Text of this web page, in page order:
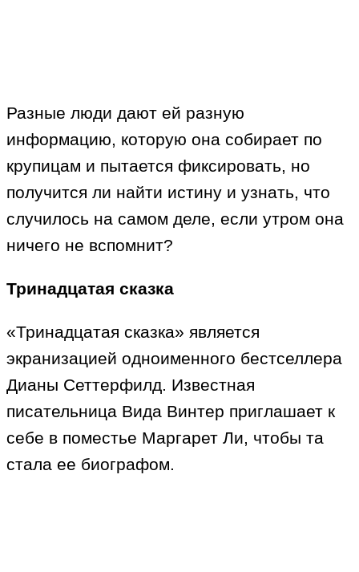
Разные люди дают ей разную
информацию, которую она собирает по
крупицам и пытается фиксировать, но
получится ли найти истину и узнать, что
случилось на самом деле, если утром она
ничего не вспомнит?
Тринадцатая сказка
«Тринадцатая сказка» является
экранизацией одноименного бестселлера
Дианы Сеттерфилд. Известная
писательница Вида Винтер приглашает к
себе в поместье Маргарет Ли, чтобы та
стала ее биографом.